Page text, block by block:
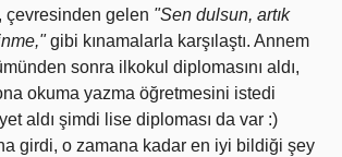
çevresinden gelen "Sen dulsun, artık
gibi kınamalarla karşılaştı. Annem
sonra ilkokul diplomasını aldı,
okuma yazma öğretmesini istedi
aldı şimdi lise diploması da var :)
girdi, o zamana kadar en iyi bildiği şey